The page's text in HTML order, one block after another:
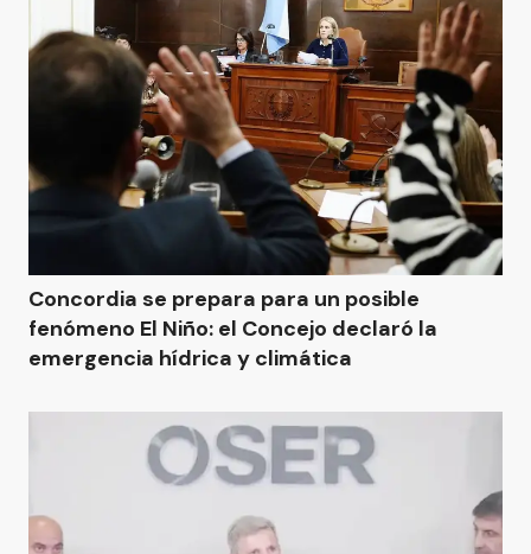
Concordia se prepara para un posible
fenómeno El Niño: el Concejo declaró la
emergencia hídrica y climática